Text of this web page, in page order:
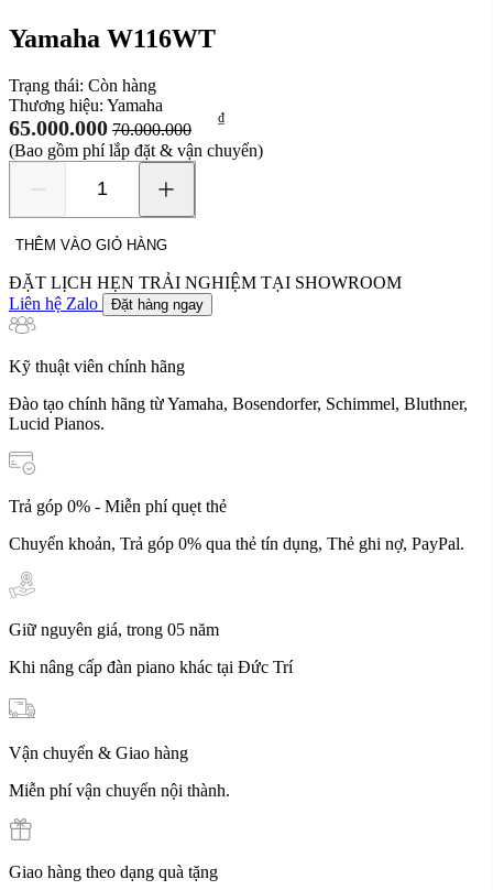
Yamaha W116WT
Trạng thái: Còn hàng
Thương hiệu: Yamaha
65.000.000 70.000.000
₫
(Bao gồm phí lắp đặt & vận chuyển)
W116WT
số
lượng
THÊM VÀO GIỎ HÀNG
ĐẶT LỊCH HẸN TRẢI NGHIỆM TẠI SHOWROOM
Liên hệ Zalo
Đặt hàng ngay
Kỹ thuật viên chính hãng
Đào tạo chính hãng từ Yamaha, Bosendorfer, Schimmel, Bluthner,
Lucid Pianos.
Trả góp 0% - Miễn phí quẹt thẻ
Chuyển khoản, Trả góp 0% qua thẻ tín dụng, Thẻ ghi nợ, PayPal.
Giữ nguyên giá, trong 05 năm
Khi nâng cấp đàn piano khác tại Đức Trí
Vận chuyển & Giao hàng
Miễn phí vận chuyển nội thành.
Giao hàng theo dạng quà tặng